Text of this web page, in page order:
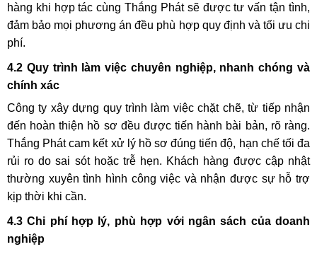
hàng khi hợp tác cùng Thắng Phát sẽ được tư vấn tận tình,
đảm bảo mọi phương án đều phù hợp quy định và tối ưu chi
phí.
4.2 Quy trình làm việc chuyên nghiệp, nhanh chóng và
chính xác
Công ty xây dựng quy trình làm việc chặt chẽ, từ tiếp nhận
đến hoàn thiện hồ sơ đều được tiến hành bài bản, rõ ràng.
Thắng Phát cam kết xử lý hồ sơ đúng tiến độ, hạn chế tối đa
rủi ro do sai sót hoặc trễ hẹn. Khách hàng được cập nhật
thường xuyên tình hình công việc và nhận được sự hỗ trợ
kịp thời khi cần.
4.3 Chi phí hợp lý, phù hợp với ngân sách của doanh
nghiệp